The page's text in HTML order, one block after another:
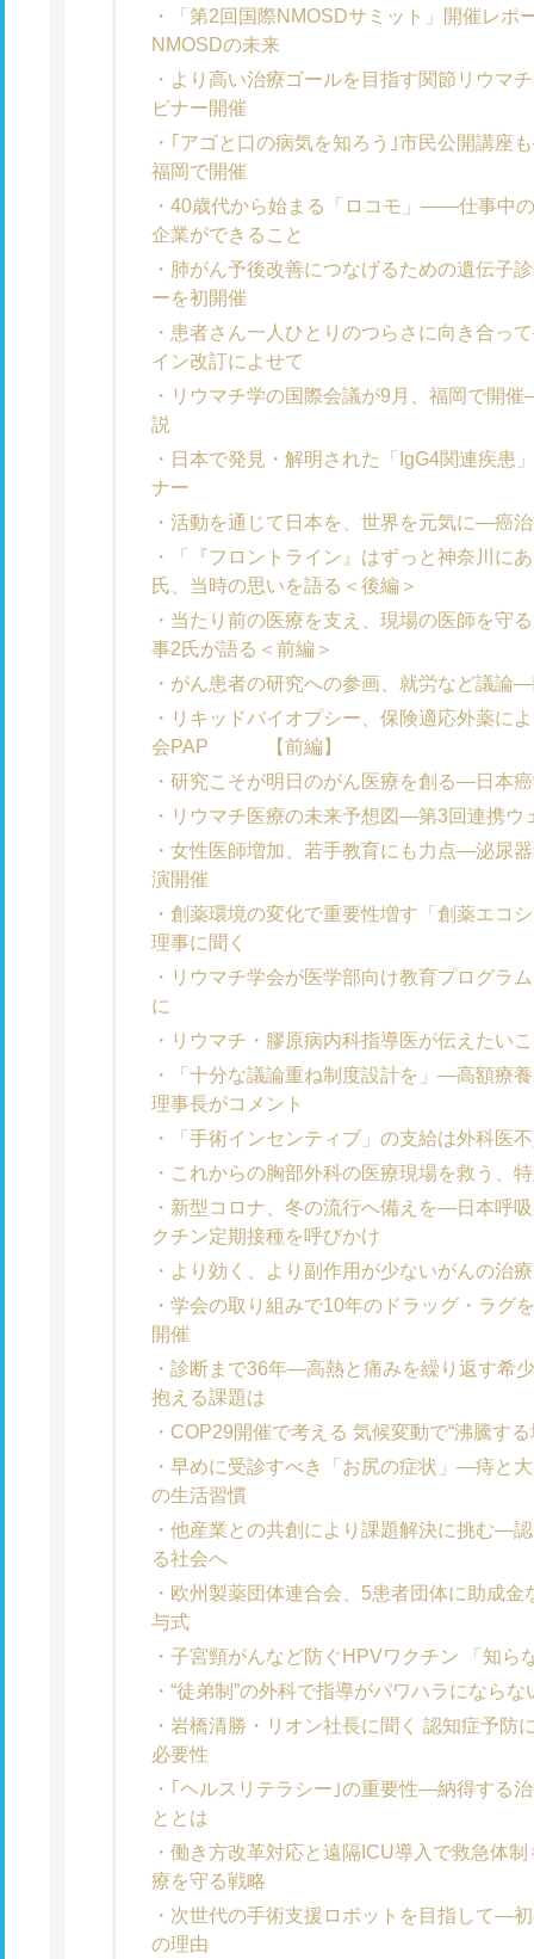
「第2回国際NMOSDサミット」開催レ
NMOSDの未来
より高い治療ゴールを目指す関節リウ
ビナー開催
｢アゴと口の病気を知ろう｣市民公開講
福岡で開催
40歳代から始まる「ロコモ」――仕事中
企業ができること
肺がん予後改善につなげるための遺伝子
ーを初開催
患者さん一人ひとりのつらさに向き合っ
イン改訂によせて
リウマチ学の国際会議が9月、福岡で開
説
日本で発見・解明された「IgG4関連疾患
ナー
活動を通じて日本を、世界を元気に―癌
「『フロントライン』はずっと神奈川に
氏、当時の思いを語る＜後編＞
当たり前の医療を支え、現場の医師を守
事2氏が語る＜前編＞
がん患者の研究への参画、就労など議論
リキッドバイオプシー、保険適応外薬に
会PAP 【前編】
研究こそが明日のがん医療を創る―日本
リウマチ医療の未来予想図―第3回連携ウ
女性医師増加、若手教育にも力点―泌尿
演開催
創薬環境の変化で重要性増す「創薬エコ
理事に聞く
リウマチ学会が医学部向け教育プログラ
に
リウマチ・膠原病内科指導医が伝えたい
「十分な議論重ね制度設計を」―高額療
理事長がコメント
「手術インセンティブ」の支給は外科医
これからの胸部外科の医療現場を救う、
新型コロナ、冬の流行へ備えを―日本呼
クチン定期接種を呼びかけ
より効く、より副作用が少ないがんの治
学会の取り組みで10年のドラッグ・ラ
開催
診断まで36年―高熱と痛みを繰り返す希
抱える課題は
COP29開催で考える 気候変動で“沸騰す
早めに受診すべき「お尻の症状」―痔と
の生活習慣
他産業との共創により課題解決に挑む―
る社会へ
欧州製薬団体連合会、5患者団体に助成
与式
子宮頸がんなど防ぐHPVワクチン 「知ら
“徒弟制”の外科で指導がパワハラになら
岩橋清勝・リオン社長に聞く 認知症予
必要性
｢ヘルスリテラシー｣の重要性―納得する
ととは
働き方改革対応と遠隔ICU導入で救急体
療を守る戦略
次世代の手術支援ロボットを目指して―
の理由